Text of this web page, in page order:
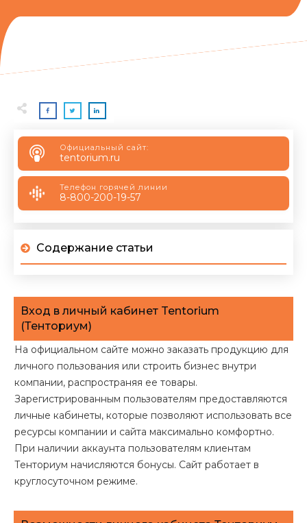
Официальный сайт:
tentorium.ru
Телефон горячей линии
8-800-200-19-57
Содержание статьи
Вход в личный кабинет Tentorium
(Тенториум)
На официальном сайте можно заказать продукцию для
личного пользования или строить бизнес внутри
компании, распространяя ее товары.
Зарегистрированным пользователям предоставляются
личные кабинеты, которые позволяют использовать все
ресурсы компании и сайта максимально комфортно.
При наличии аккаунта пользователям клиентам
Тенториум начисляются бонусы. Сайт работает в
круглосуточном режиме.